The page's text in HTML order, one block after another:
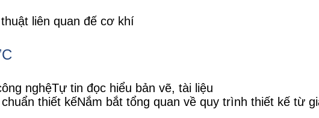
liên quan đế cơ khí
nghệTự tin đọc hiểu bản vẽ, tài liệu
thiết kếNắm bắt tổng quan về quy trình thiết kế từ